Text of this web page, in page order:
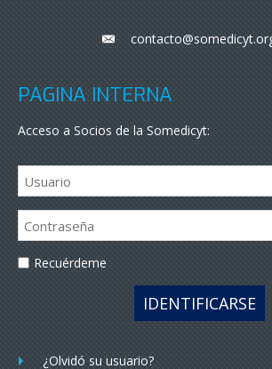
___
PÁGINA INTERNA
Acceso a Socios de la Somedicyt:
Recuérdeme
IDENTIFICARSE
¿Olvidó su usuario?